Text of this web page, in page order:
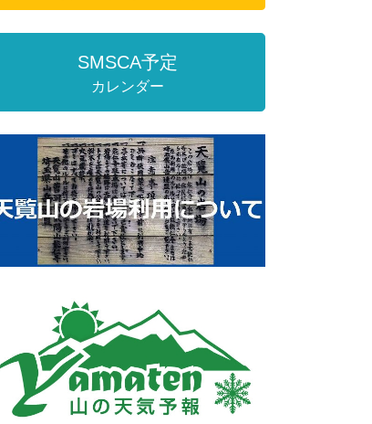
SMSCA予定
カレンダー